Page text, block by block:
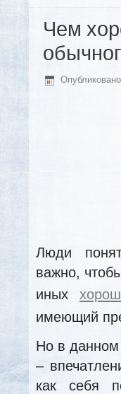
Чем
Опубликовано
Люди
важно,
иных
имеющий
Но в данном
–
как себя